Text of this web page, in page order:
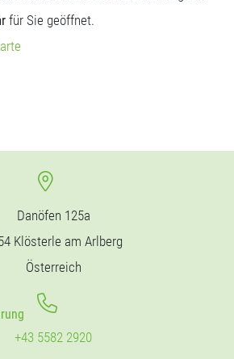
für Sie geöffnet.
Danöfen 125a
Klösterle am Arlberg
Österreich
+43 5582 2920